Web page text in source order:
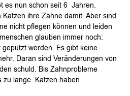
es nun schon seit 6 Jahren.
ihre Zähne damit. Aber sind
nicht pflegen können und leiden
glauben immer noch:
werden. Es gibt keine
Daran sind Veränderungen von
schuld. Bis Zahnprobleme
lange. Katzen haben